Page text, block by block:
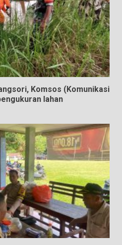
Komsos (Komunikasi
lahan